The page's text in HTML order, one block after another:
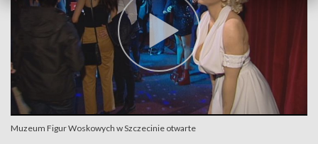
Muzeum Figur Woskowych w Szczecinie otwarte